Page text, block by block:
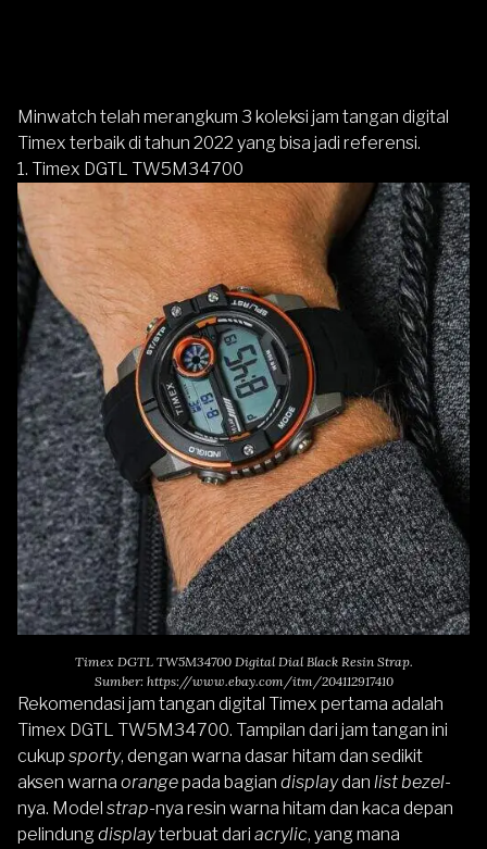
Minwatch telah merangkum 3 koleksi jam tangan digital
Timex terbaik di tahun 2022 yang bisa jadi referensi.
1. Timex DGTL TW5M34700
Timex DGTL TW5M34700 Digital Dial Black Resin Strap.
Sumber: https://www.ebay.com/itm/204112917410
Rekomendasi jam tangan digital Timex pertama adalah
Timex DGTL TW5M34700. Tampilan dari jam tangan ini
cukup sporty, dengan warna dasar hitam dan sedikit
aksen warna orangepada bagian displaydan list bezel-
nya. Model strap-nya resin warna hitam dan kaca depan
pelindung displayterbuat dari acrylic, yang mana